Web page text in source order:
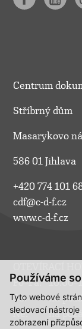
Používáme
Tyto webové
sledovací
zobrazení
Centrum
Stříbrný dům
Masarykovo
586 01 Jihlava
+420 774 101
cdf@c-d-f.cz
www.c-d-f.cz
Po–Pá:
So:
na
Ne:
na